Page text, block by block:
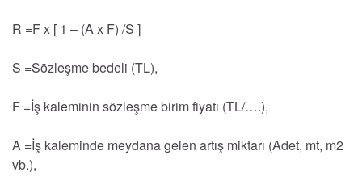
R =F x [ 1 – (A x F) /S ]
S =Sözleşme bedeli (TL),
F =İş kaleminin sözleşme birim fiyatı (TL/….),
A =İş kaleminde meydana gelen artış miktarı (Adet, mt, m2
vb.),